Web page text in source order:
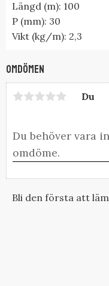
Längd (m): 100
P (mm): 30
Vikt (kg/m): 2,3
Omdömen
Du
Bli den första att